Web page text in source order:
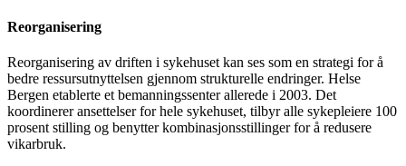
Reorganisering
Reorganisering av driften i sykehuset kan ses som en strategi for å
bedre ressursutnyttelsen gjennom strukturelle endringer. Helse
Bergen etablerte et bemanningssenter allerede i 2003. Det
koordinerer ansettelser for hele sykehuset, tilbyr alle sykepleiere 100
prosent stilling og benytter kombinasjonsstillinger for å redusere
vikarbruk.